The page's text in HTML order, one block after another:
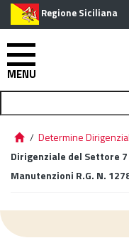
Regione Siciliana
MENU
/ Determine
Dirigenziale del Settore
Manutenzioni R.G. N.